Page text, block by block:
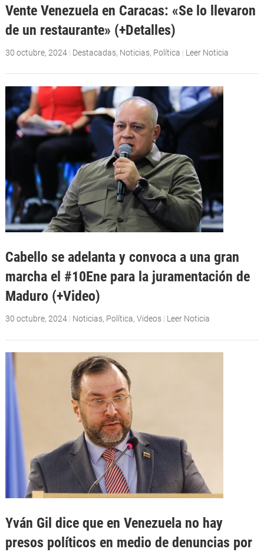
Vente Venezuela en Caracas: «Se lo llevaron
de un restaurante» (+Detalles)
30 octubre, 2024| Destacadas, Noticias, Política | Leer Noticia
Cabello se adelanta y convoca a una gran
marcha el #10Ene para la juramentación de
Maduro (+Video)
30 octubre, 2024| Noticias, Política, Videos | Leer Noticia
Yván Gil dice que en Venezuela no hay
presos políticos en medio de denuncias por